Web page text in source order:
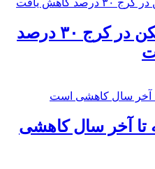
️قیمت مسکن در کرج ۳۰ درصد
تا آخر سال کاهشی